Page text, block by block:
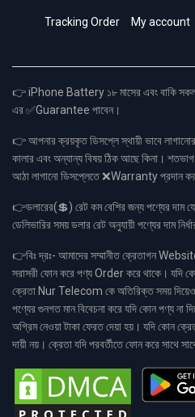
Tracking Order My account
👉 iPhone Battery ১৮ মাসের এবং বাকি
এর ✅Guarantee পাবেন।
👉 আপনার ক্রয়কৃত ডিসপ্লে স্থায়ী ভাবে
কালার এবং অন্যান্য বিষয় ঠিক আছে কিনা।
আঠা লাগানো ডিসপ্লেতে ❌Warranty প্রদান
👉ডলারের(💲) রেট কম বেশির জন্য পণ্যের দাম
ডেলিভারির সময় ডলার রেট অনুযায়ী পণ্যের দাম
👉বিঃ দ্রঃ- আমাদের সম্মানীত ক্রেতাগন
সরাসরী ফোন করে পণ্য Order করে থাকে। যদি
ক্রেতা Nur Telecom কে অতিরিক্ত সময়
পণ্যের গুনগত মান বিবেচনা করে যদি কোন পণ্য না
অগ্রিম নেওয়া টাকা ফেরত দেয়া হয়। যদি কোন
দায়ী নয়। ক্রেতা যদি পরবর্তীতে ফোন করে সাথে